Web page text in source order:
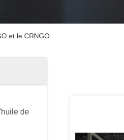
et le CRNGO
de